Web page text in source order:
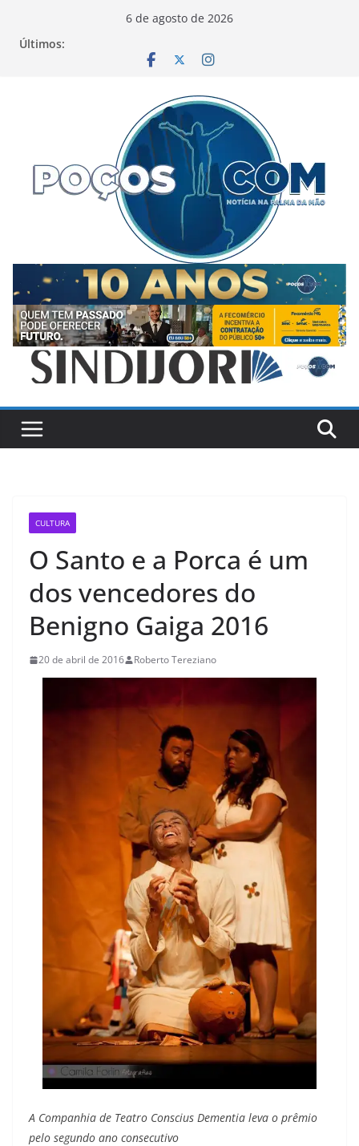
6 de agosto de 2026
Últimos:
CULTURA
O Santo e a Porca é um
dos vencedores do
Benigno Gaiga 2016
20 de abril de 2016 Roberto Tereziano
A Companhia de Teatro Conscius Dementia leva o prêmio
pelo segundo ano consecutivo